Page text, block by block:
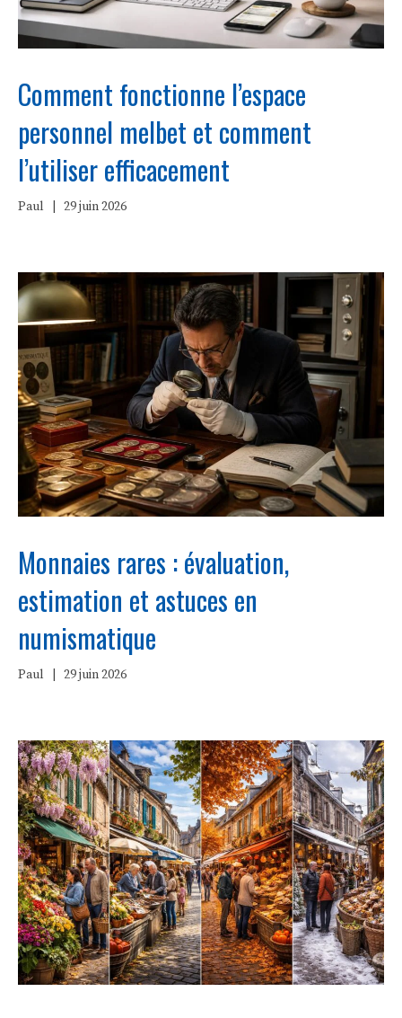
Comment fonctionne l’espace
personnel melbet et comment
l’utiliser efficacement
Paul 29 juin 2026
Monnaies rares : évaluation,
estimation et astuces en
numismatique
Paul 29 juin 2026